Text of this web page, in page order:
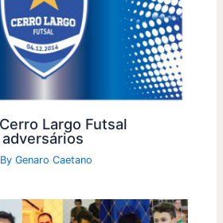
Largo Futsal
Genaro Caetano